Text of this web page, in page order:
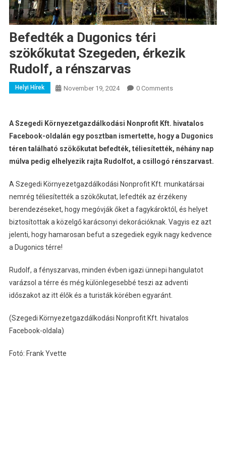
Befedték a Dugonics téri
szökőkutat Szegeden, érkezik
Rudolf, a rénszarvas
Helyi Hírek November 19, 2024 0 Comments
A Szegedi Környezetgazdálkodási Nonprofit Kft. hivatalos
Facebook-oldalán egy posztban ismertette, hogy a Dugonics
téren található szökőkutat befedték, téliesítették, néhány nap
múlva pedig elhelyezik rajta Rudolfot, a csillogó rénszarvast.
A Szegedi Környezetgazdálkodási Nonprofit Kft. munkatársai
nemrég téliesítették a szökőkutat, lefedték az érzékeny
berendezéseket, hogy megóvják őket a fagykároktól, és helyet
biztosítottak a közelgő karácsonyi dekorációknak. Vagyis ez azt
jelenti, hogy hamarosan befut a szegediek egyik nagy kedvence
a Dugonics térre!
Rudolf, a fényszarvas, minden évben igazi ünnepi hangulatot
varázsol a térre és még különlegesebbé teszi az adventi
időszakot az itt élők és a turisták körében egyaránt.
(Szegedi Környezetgazdálkodási Nonprofit Kft. hivatalos
Facebook-oldala)
Fotó: Frank Yvette